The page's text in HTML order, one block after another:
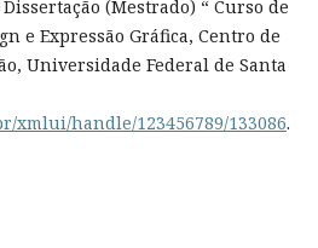
(Mestrado) “ Curso de
e Expressão Gráfica, Centro de
Universidade Federal de Santa
xmlui/handle/123456789/133086.